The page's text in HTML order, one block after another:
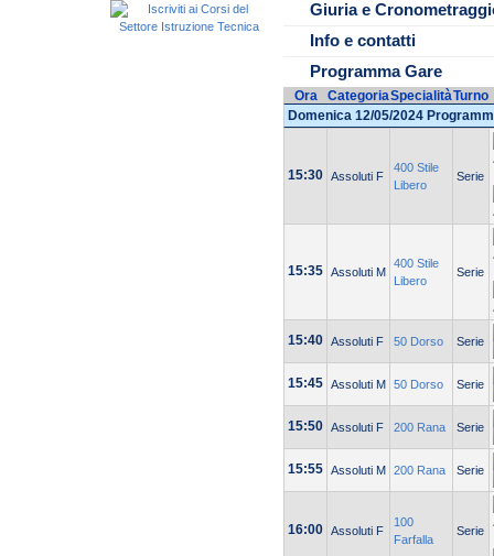
Giuria e
Info e contatti
Programma Gare
Ora CategoriaSpecialitàTurno
Domenica 12/05/2024
15:30 Assoluti F
400 Stile
Libero
Serie
15:35 Assoluti M
400 Stile
Libero
Serie
15:40 Assoluti F 50 Dorso Serie
15:45 Assoluti M 50 Dorso Serie
15:50 Assoluti F 200 Rana Serie
15:55 Assoluti M 200 Rana Serie
16:00 Assoluti F
100
Farfalla
Serie